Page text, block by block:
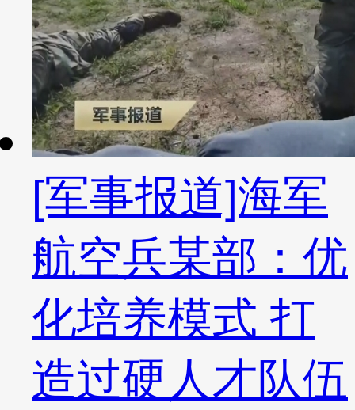
[军事报道]海军
航空兵某部：优
化培养模式 打
造过硬人才队伍